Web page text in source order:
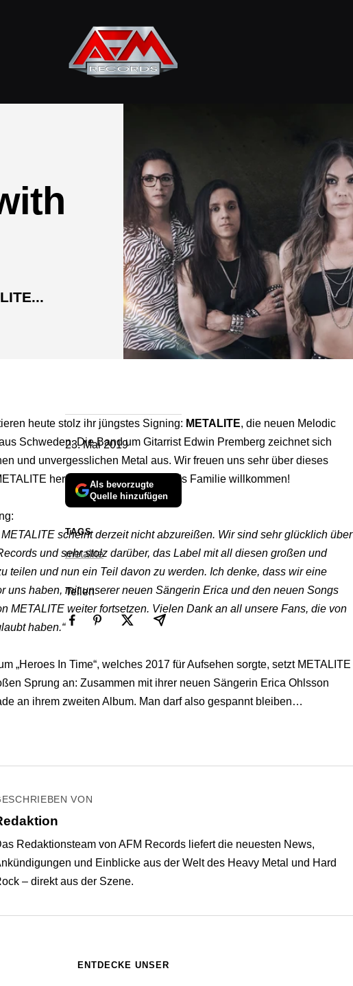
Records
23. Mai 2019
Als bevorzugte
Quelle hinzufügen
TAGS
metalite
Teilen
heute stolz ihr jüngstes Signing: METALITE, die neuen Melodic
Schweden. Die Band um Gitarrist Edwin Premberg zeichnet sich
und unvergesslichen Metal aus. Wir freuen uns sehr über dieses
herzlich in der AFM Records Familie willkommen!
scheint derzeit nicht abzureißen. Wir sind sehr glücklich über
und sehr stolz darüber, das Label mit all diesen großen und
teilen und nun ein Teil davon zu werden. Ich denke, dass wir eine
uns haben, mit unserer neuen Sängerin Erica und den neuen Songs
METALITE weiter fortsetzen. Vielen Dank an all unsere Fans, die von
haben.“
„Heroes In Time“, welches 2017 für Aufsehen sorgte, setzt METALITE
Sprung an: Zusammen mit ihrer neuen Sängerin Erica Ohlsson
an ihrem zweiten Album. Man darf also gespannt bleiben…
VON
Redaktionsteam von AFM Records liefert die neuesten News,
und Einblicke aus der Welt des Heavy Metal und Hard
– direkt aus der Szene.
ENTDECKE UNSER